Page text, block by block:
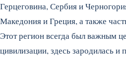
Герцеговина, Сербия и
Македония и Греция, а также
Этот регион всегда был важным
цивилизации, здесь зародилась